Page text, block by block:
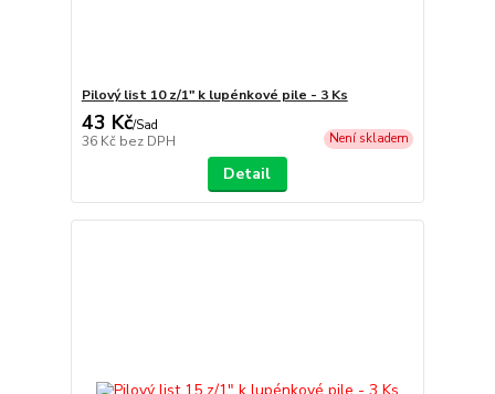
Pilový list 10 z/1" k lupénkové pile - 3 Ks
43 Kč/Sad
36 Kč bez DPH Není skladem
Detail